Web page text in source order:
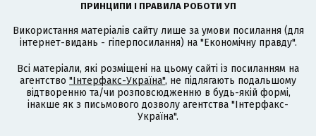
ПРИНЦИПИ І ПРАВИЛА РОБОТИ УП
Використання матеріалів сайту лише за умови посилання (для
інтернет-видань - гіперпосилання) на "Економічну правду".
Всі матеріали, які розміщені на цьому сайті із посиланням на
агентство "Інтерфакс-Україна", не підлягають подальшому
відтворенню та/чи розповсюдженню в будь-якій формі,
інакше як з письмового дозволу агентства "Інтерфакс-
Україна".